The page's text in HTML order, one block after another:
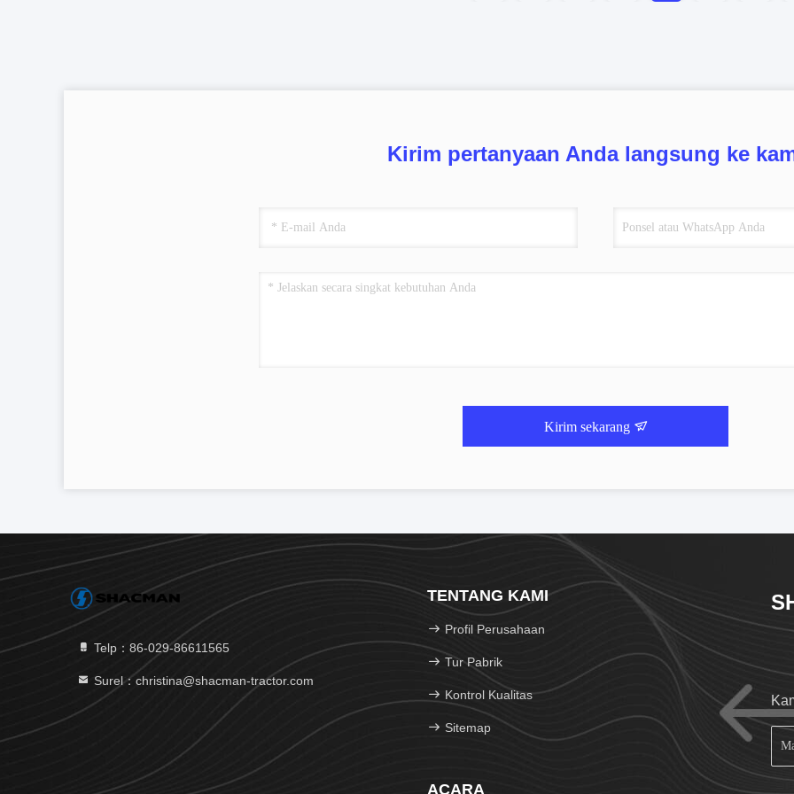
Kirim pertanyaan Anda langsung ke
Kirim sekarang
Telp：86-029-86611565
Surel：christina@shacman-tractor.com
TENTANG KAMI
Profil Perusahaan
Tur Pabrik
Kontrol Kualitas
Sitemap
ACARA